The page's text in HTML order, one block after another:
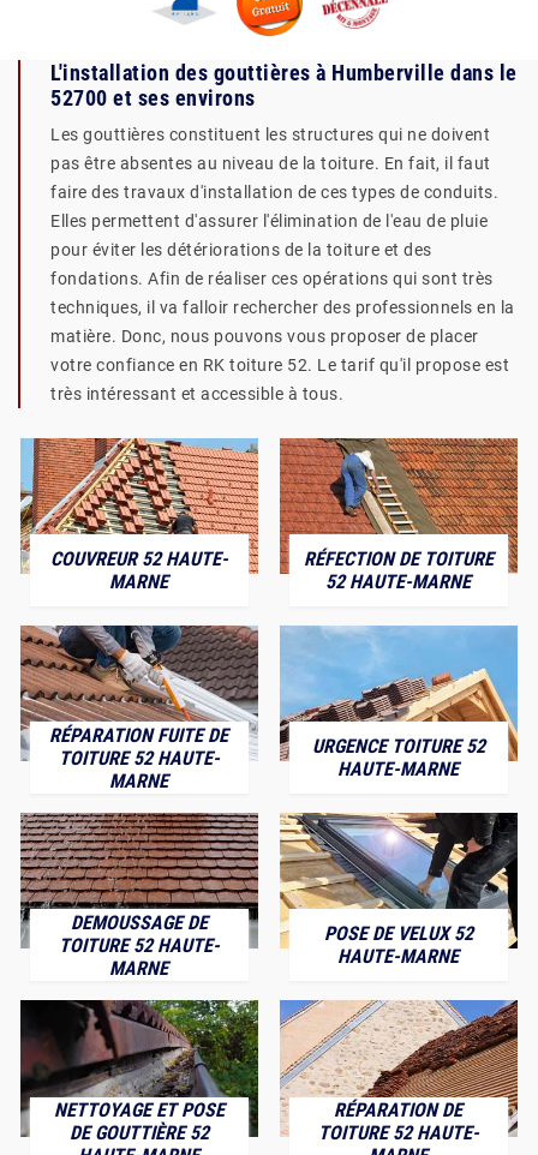
L'installation des gouttières à Humberville dans le
52700 et ses environs
Les gouttières constituent les structures qui ne doivent
pas être absentes au niveau de la toiture. En fait, il faut
faire des travaux d'installation de ces types de conduits.
Elles permettent d'assurer l'élimination de l'eau de pluie
pour éviter les détériorations de la toiture et des
fondations. Afin de réaliser ces opérations qui sont très
techniques, il va falloir rechercher des professionnels en la
matière. Donc, nous pouvons vous proposer de placer
votre confiance en RK toiture 52. Le tarif qu'il propose est
très intéressant et accessible à tous.
COUVREUR 52 HAUTE-
MARNE
RÉFECTION DE TOITURE
52 HAUTE-MARNE
RÉPARATION FUITE DE
TOITURE 52 HAUTE-
MARNE
URGENCE TOITURE 52
HAUTE-MARNE
DEMOUSSAGE DE
TOITURE 52 HAUTE-
MARNE
POSE DE VELUX 52
HAUTE-MARNE
NETTOYAGE ET POSE
DE GOUTTIÈRE 52
RÉPARATION DE
TOITURE 52 HAUTE-